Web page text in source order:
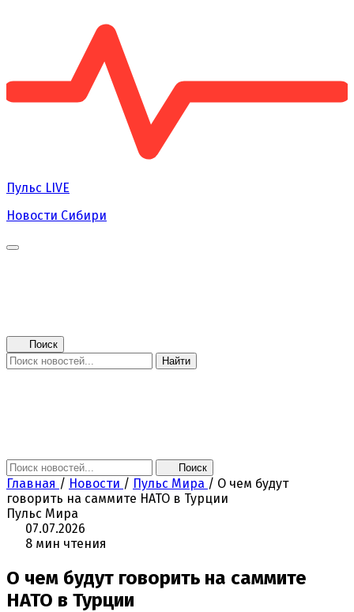
Пульс LIVE
Новости Сибири
Поиск
Найти
Поиск
Главная / Новости / Пульс Мира / О чем будут
говорить на саммите НАТО в Турции
Пульс Мира
07.07.2026
8 мин чтения
О чем будут говорить на саммите
НАТО в Турции